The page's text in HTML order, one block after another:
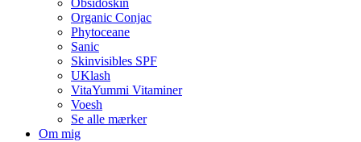
Obsidoskin
Organic Conjac
Phytoceane
Sanic
Skinvisibles SPF
UKlash
VitaYummi Vitaminer
Voesh
Se alle mærker
Om mig